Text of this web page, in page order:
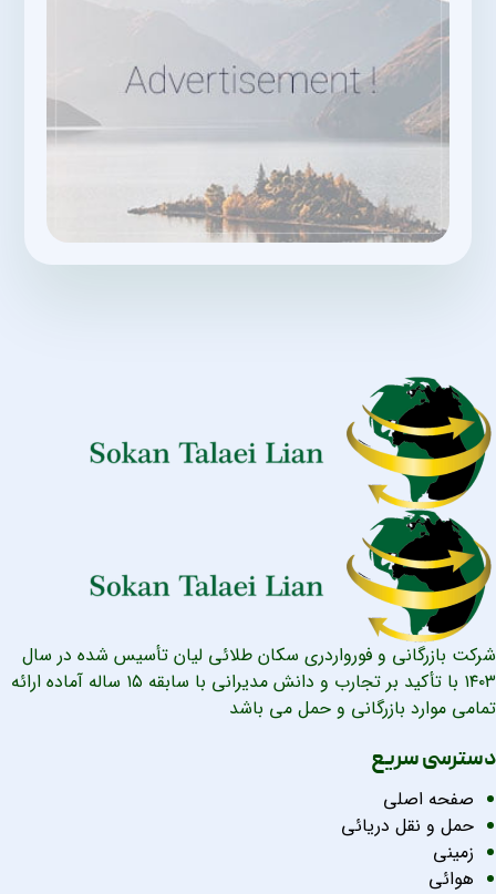
شرکت بازرگانی و فورواردری سکان طلائی لیان تأسیس شده در سال
۱۴۰۳ با تأکید بر تجارب و دانش مدیرانی با سابقه ۱۵ ساله آماده ارائه
تمامی موارد بازرگانی و حمل می باشد
دسترسی سریع
صفحه اصلی
حمل و نقل دریائی
زمینی
هوائی